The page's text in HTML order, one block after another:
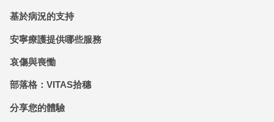
基於病況的支持
安寧療護提供哪些服務
哀傷與喪慟
部落格：VITAS拾穗
分享您的體驗